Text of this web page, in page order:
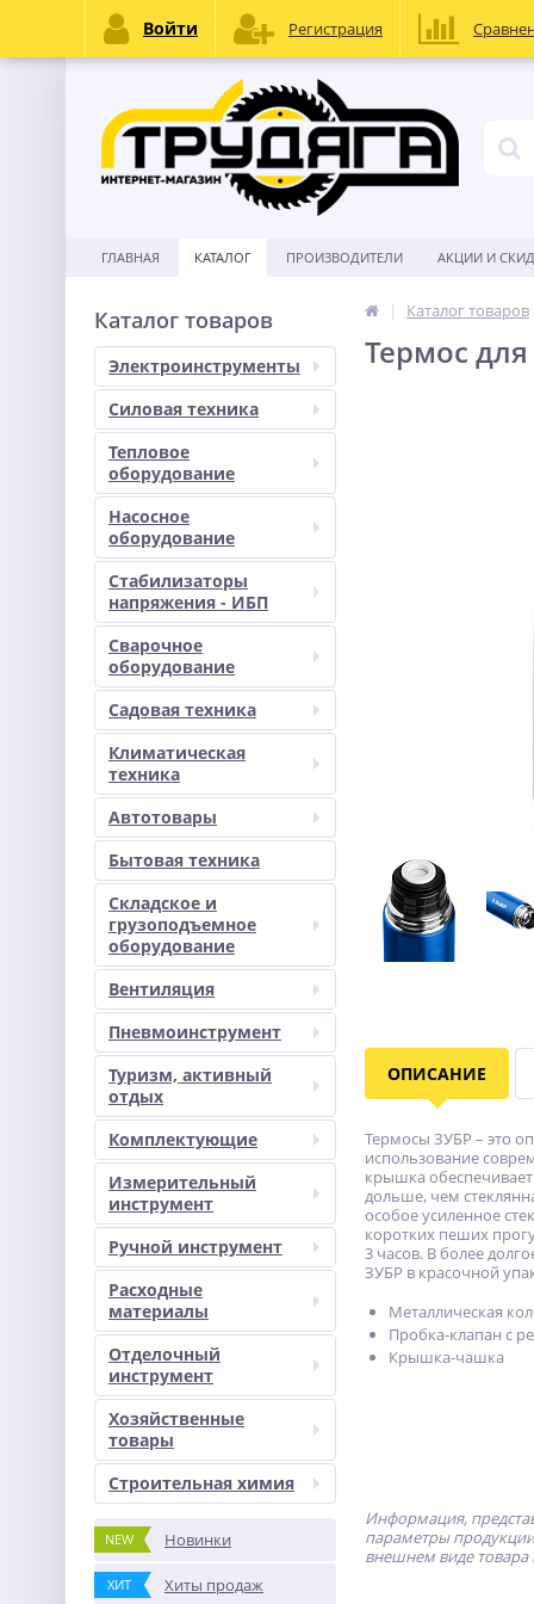
ГЛАВНАЯ КАТАЛОГ ПРОИЗВОДИТЕЛИ АКЦИИ И
Каталог товаров
Электроинструменты
Силовая техника
Тепловое
оборудование
Насосное
оборудование
Стабилизаторы
напряжения - ИБП
Сварочное
оборудование
Садовая техника
Климатическая
техника
Автотовары
Бытовая техника
Складское и
грузоподъемное
оборудование
Вентиляция
Пневмоинструмент
Туризм, активный
отдых
Комплектующие
Измерительный
инструмент
Ручной инструмент
Расходные
материалы
Отделочный
инструмент
Хозяйственные
товары
Строительная химия
NEW Новинки
ХИТ Хиты продаж
Каталог товаров
Термос
ОПИСАНИЕ
Термосы ЗУБР – это
использование
крышка
дольше, чем
особое усиленное
коротких пеших
3 часов. В более
ЗУБР в красочной
Металлическая
Пробка-клапан с
Крышка-чашка
Информация,
параметры
внешнем виде товара
Войти Регистрация